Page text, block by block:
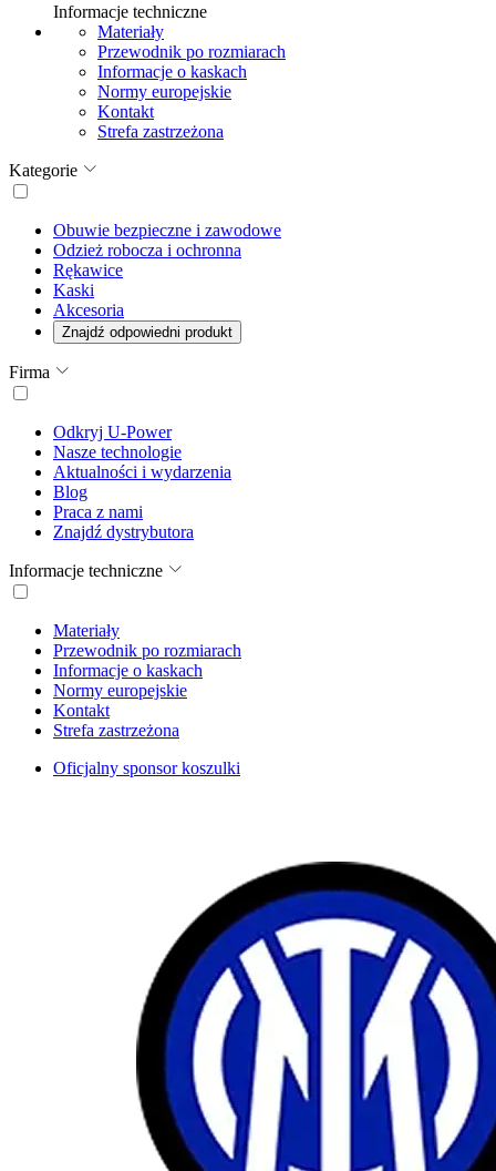
Informacje techniczne
Materiały
Przewodnik po rozmiarach
Informacje o kaskach
Normy europejskie
Kontakt
Strefa zastrzeżona
Kategorie
Obuwie bezpieczne i zawodowe
Odzież robocza i ochronna
Rękawice
Kaski
Akcesoria
Znajdź odpowiedni produkt
Firma
Odkryj U-Power
Nasze technologie
Aktualności i wydarzenia
Blog
Praca z nami
Znajdź dystrybutora
Informacje techniczne
Materiały
Przewodnik po rozmiarach
Informacje o kaskach
Normy europejskie
Kontakt
Strefa zastrzeżona
Oficjalny sponsor koszulki